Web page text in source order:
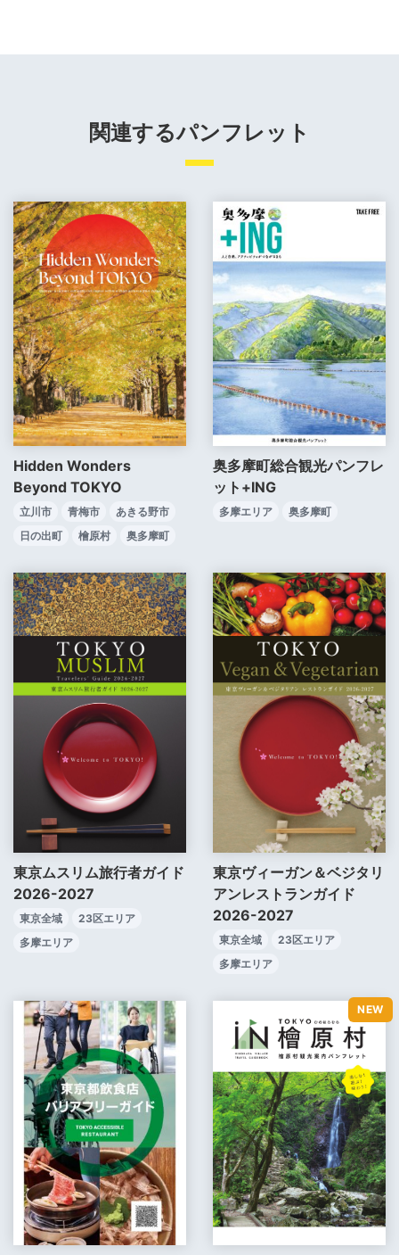
関連するパンフレット
Hidden Wonders
Beyond TOKYO
立川市 青梅市
あきる野市
日の出町
檜原村 奥多摩町
奥多摩町総合観光パンフレ
ット+ING
多摩エリア 奥多摩町
東京ムスリム旅行者ガイド
2026-2027
東京全域
23区エリア
多摩エリア
東京ヴィーガン＆ベジタリ
アンレストランガイド
2026-2027
東京全域
23区エリア
多摩エリア